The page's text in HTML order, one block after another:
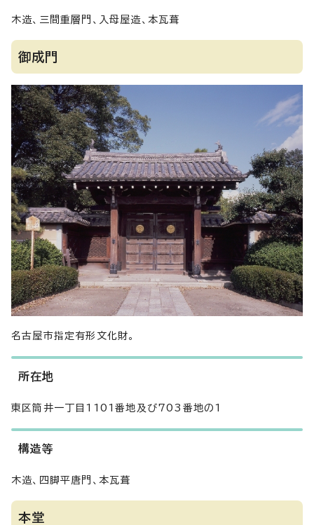
木造、三間重層門、入母屋造、本瓦葺
御成門
名古屋市指定有形文化財。
所在地
東区筒井一丁目1101番地及び703番地の1
構造等
木造、四脚平唐門、本瓦葺
本堂